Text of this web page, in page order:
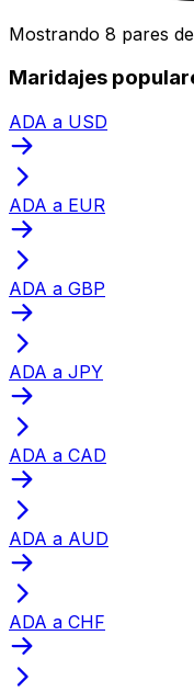
Mostrando 8 pares
Maridajes
ADA a USD
ADA a EUR
ADA a GBP
ADA a JPY
ADA a CAD
ADA a AUD
ADA a CHF